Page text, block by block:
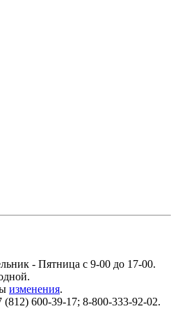
- Пятница с 9-00 до 17-00.
изменения.
600-39-17; 8-800-333-92-02.